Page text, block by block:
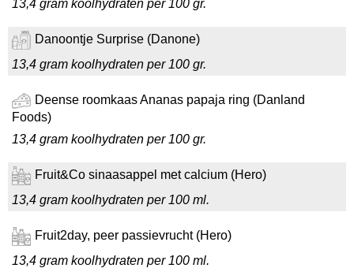
13,4 gram koolhydraten per 100 gr.
Danoontje Surprise (Danone)
13,4 gram koolhydraten per 100 gr.
Deense roomkaas Ananas papaja ring (Danland
Foods)
13,4 gram koolhydraten per 100 gr.
Fruit&Co sinaasappel met calcium (Hero)
13,4 gram koolhydraten per 100 ml.
Fruit2day, peer passievrucht (Hero)
13,4 gram koolhydraten per 100 ml.